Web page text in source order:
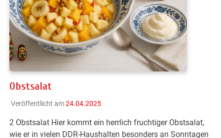
Obstsalat
Veröffentlicht am24.04.2025
2 Obstsalat Hier kommt ein herrlich fruchtiger Obstsalat,
wie er in vielen DDR-Haushalten besonders an Sonntagen